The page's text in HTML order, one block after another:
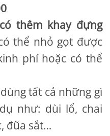
thêm khay đựng
thể nhỏ gọt được
phí hoặc có thể
tất cả những gì
như: dùi lổ, chai
đũa sắt…